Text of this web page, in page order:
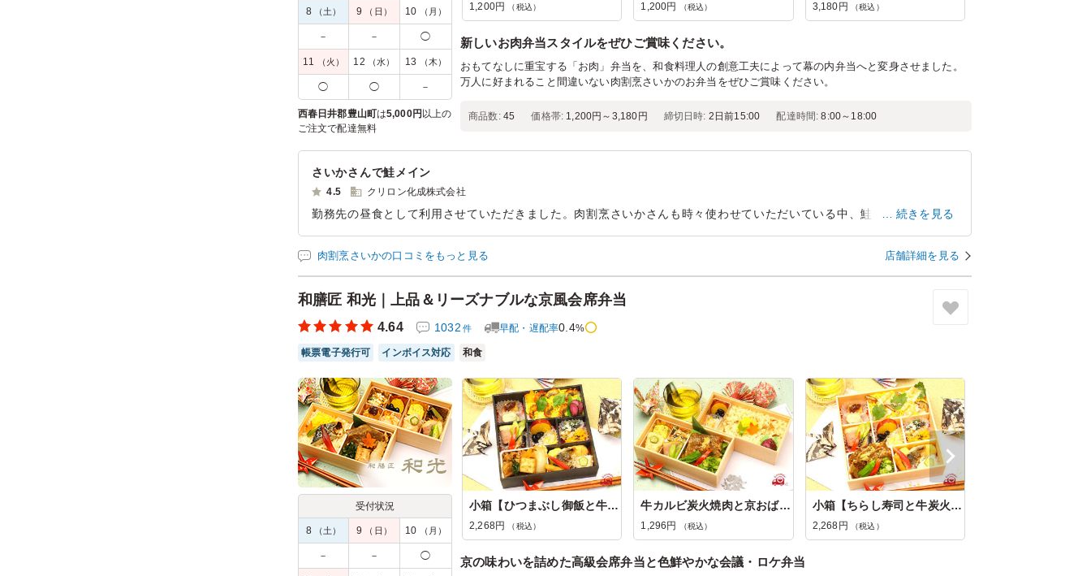
8 （土） 9 （日） 10 （月）
－ － ◯
11 （火） 12 （水） 13 （木）
◯ ◯ －
西春日井郡豊山町は5,000円 以上の
ご注文で配達無料
1,200円 （税込） 1,200円 （税込） 3,180円 （税込）
新しいお肉弁当スタイルをぜひご賞味ください。
おもてなしに重宝する「お肉」弁当を、和食料理人の創意工夫によって幕の内弁当へと変身させました。
万人に好まれること間違いない肉割烹さいかのお弁当をぜひご賞味ください。
商品数: 45 価格帯: 1,200円～3,180円 締切日時: 2日前15:00 配達時間: 8:00～18:00
さいかさんで鮭メイン
4.5 クリロン化成株式会社
勤務先の昼食として利用させていただきました。肉割烹さいかさんも時々使わせていただいている中、鮭メインがあり今
回はこちらを選択いたしました。鮭の塩麹漬けがしっとりとしていておいしかったです。いつものようにご飯2種もボリ
ュームいっぱいで満足です。
ご利用シーン：職場の昼食
参加者の年齢：
30代～40代 男女比： 男女混合
続きを見る
肉割烹さいかの口コミをもっと見る 店舗詳細を見る
和膳匠 和光｜上品＆リーズナブルな京風会席弁当
4.64 1032 件 早配・遅配率0.4%
帳票電子発行可 インボイス対応 和食
受付状況
8 （土） 9 （日） 10 （月）
－ － ◯
小箱【ひつまぶし御飯と牛すき焼きの京...
2,268円 （税込）
牛カルビ炭火焼肉と京おばんざいの二段御膳
1,296円 （税込）
小箱【ちらし寿司と牛炭火焼肉の京おば...
2,268円 （税込）
京の味わいを詰めた高級会席弁当と色鮮やかな会議・ロケ弁当